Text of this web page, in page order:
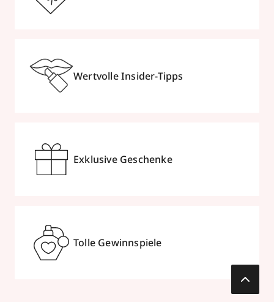
Wertvolle Insider-Tipps
Exklusive Geschenke
Tolle Gewinnspiele